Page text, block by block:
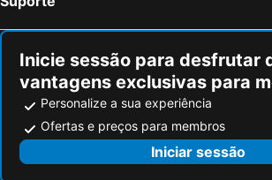
Hotel De l'Univers
ibis Caen Centre
La
Kyriad Caen Sud
Hotel Carline, Sure
B&B HOTEL Caen Sud
Mercure
ibis Caen Porte d'Angleterre
Holiday Inn
Brit Hotel Caen Herouville
ibis budget
B&B HOTEL Ouistreham
Inicie sessão para desfrutar
vantagens exclusivas para
Personalize a sua experiência
Ofertas e preços para membros
Iniciar sessão